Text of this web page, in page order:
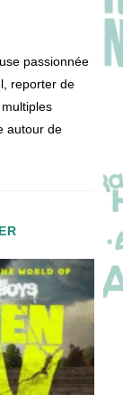
passionnée
reporter de
autour de